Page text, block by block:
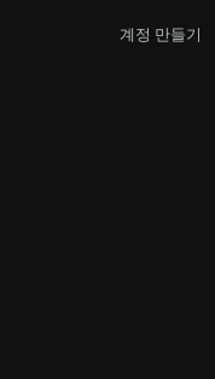
계정 만들기